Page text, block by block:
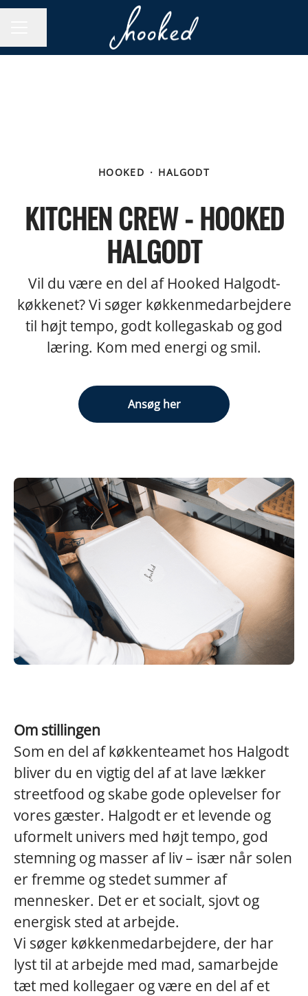
HOOKED · HALGODT
KITCHEN CREW - HOOKED
HALGODT
Vil du være en del af Hooked Halgodt-
køkkenet? Vi søger køkkenmedarbejdere
til højt tempo, godt kollegaskab og god
læring. Kom med energi og smil.
Ansøg her
Om stillingen
Som en del af køkkenteamet hos Halgodt
bliver du en vigtig del af at lave lækker
streetfood og skabe gode oplevelser for
vores gæster. Halgodt er et levende og
uformelt univers med højt tempo, god
stemning og masser af liv – især når solen
er fremme og stedet summer af
mennesker. Det er et socialt, sjovt og
energisk sted at arbejde.
Vi søger køkkenmedarbejdere, der har
lyst til at arbejde med mad, samarbejde
tæt med kollegaer og være en del af et